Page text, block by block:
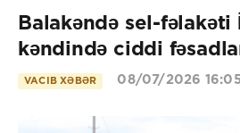
Balakəndə sel-fəlakəti
kəndində ciddi
VACIB XƏBƏR 08/07/2026